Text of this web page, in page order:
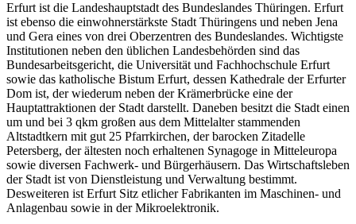
Erfurt ist die Landeshauptstadt des Bundeslandes Thüringen. Erfurt
ist ebenso die einwohnerstärkste Stadt Thüringens und neben Jena
und Gera eines von drei Oberzentren des Bundeslandes. Wichtigste
Institutionen neben den üblichen Landesbehörden sind das
Bundesarbeitsgericht, die Universität und Fachhochschule Erfurt
sowie das katholische Bistum Erfurt, dessen Kathedrale der Erfurter
Dom ist, der wiederum neben der Krämerbrücke eine der
Hauptattraktionen der Stadt darstellt. Daneben besitzt die Stadt einen
um und bei 3 qkm großen aus dem Mittelalter stammenden
Altstadtkern mit gut 25 Pfarrkirchen, der barocken Zitadelle
Petersberg, der ältesten noch erhaltenen Synagoge in Mitteleuropa
sowie diversen Fachwerk- und Bürgerhäusern. Das Wirtschaftsleben
der Stadt ist von Dienstleistung und Verwaltung bestimmt.
Desweiteren ist Erfurt Sitz etlicher Fabrikanten im Maschinen- und
Anlagenbau sowie in der Mikroelektronik.